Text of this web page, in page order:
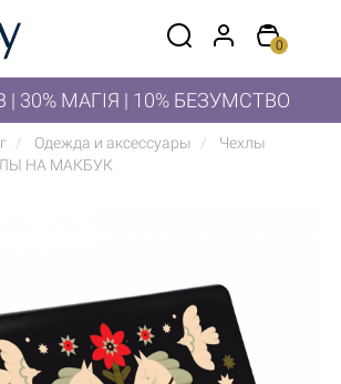
0
| 30% МАГІЯ | 10% БЕЗУМСТВО
Одежда и аксессуары
Чехлы
НА МАКБУК